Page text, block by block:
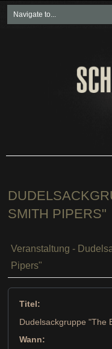
SMITH PIPERS"
Veranstaltung -
Pipers"
Titel:
Dudelsackgruppe "The
Wann: